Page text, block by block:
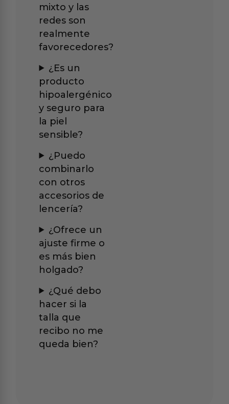
mixto y las
redes son
realmente
favorecedores?
¿Es un
producto
hipoalergénico
y seguro para
la piel
sensible?
¿Puedo
combinarlo
con otros
accesorios de
lencería?
¿Ofrece un
ajuste firme o
es más bien
holgado?
¿Qué debo
hacer si la
talla que
recibo no me
queda bien?